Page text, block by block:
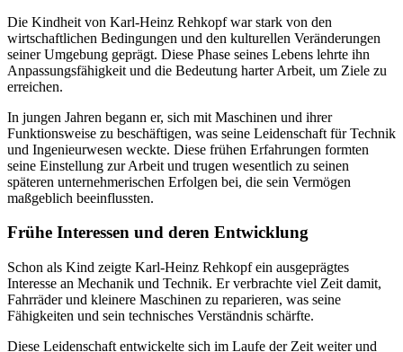
Die Kindheit von Karl-Heinz Rehkopf war stark von den
wirtschaftlichen Bedingungen und den kulturellen Veränderungen
seiner Umgebung geprägt. Diese Phase seines Lebens lehrte ihn
Anpassungsfähigkeit und die Bedeutung harter Arbeit, um Ziele zu
erreichen.
In jungen Jahren begann er, sich mit Maschinen und ihrer
Funktionsweise zu beschäftigen, was seine Leidenschaft für Technik
und Ingenieurwesen weckte. Diese frühen Erfahrungen formten
seine Einstellung zur Arbeit und trugen wesentlich zu seinen
späteren unternehmerischen Erfolgen bei, die sein Vermögen
maßgeblich beeinflussten.
Frühe Interessen und deren Entwicklung
Schon als Kind zeigte Karl-Heinz Rehkopf ein ausgeprägtes
Interesse an Mechanik und Technik. Er verbrachte viel Zeit damit,
Fahrräder und kleinere Maschinen zu reparieren, was seine
Fähigkeiten und sein technisches Verständnis schärfte.
Diese Leidenschaft entwickelte sich im Laufe der Zeit weiter und